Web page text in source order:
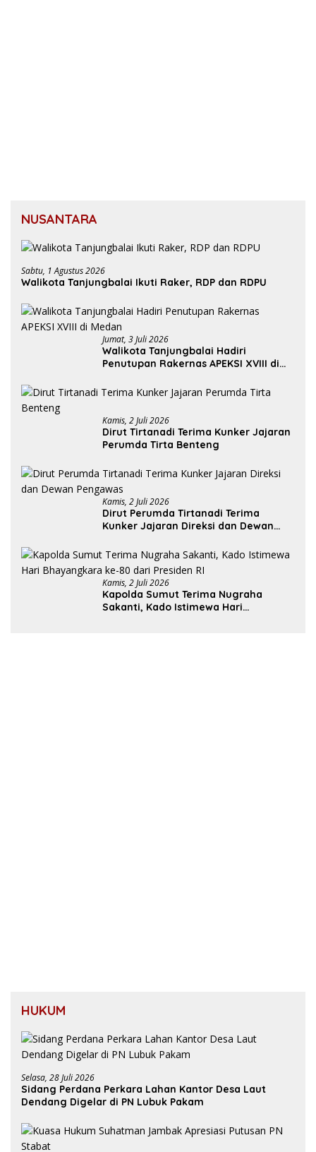
NUSANTARA
Sabtu, 1 Agustus 2026
Walikota Tanjungbalai Ikuti Raker, RDP dan RDPU
Jumat, 3 Juli 2026
Walikota Tanjungbalai Hadiri
Penutupan Rakernas APEKSI XVIII di
Kamis, 2 Juli 2026
Dirut Tirtanadi Terima Kunker Jajaran
Perumda Tirta Benteng
Kamis, 2 Juli 2026
Dirut Perumda Tirtanadi Terima
Kunker Jajaran Direksi dan Dewan
Kamis, 2 Juli 2026
Kapolda Sumut Terima Nugraha
Sakanti, Kado Istimewa Hari
HUKUM
Selasa, 28 Juli 2026
Sidang Perdana Perkara Lahan Kantor Desa Laut
Dendang Digelar di PN Lubuk Pakam